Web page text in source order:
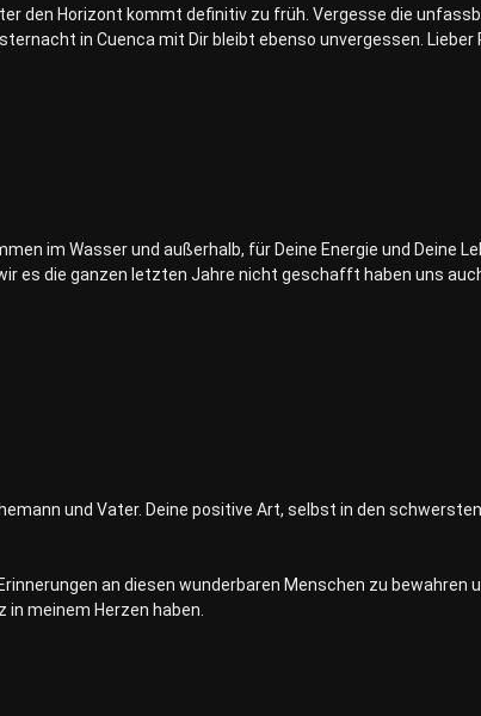
den Horizont kommt definitiv zu früh. Vergesse die
in Cuenca mit Dir bleibt ebenso unvergessen. Lieber
im Wasser und außerhalb, für Deine Energie und Deine
es die ganzen letzten Jahre nicht geschafft haben uns
und Vater. Deine positive Art, selbst in den
an diesen wunderbaren Menschen zu bewahren
meinem Herzen haben.